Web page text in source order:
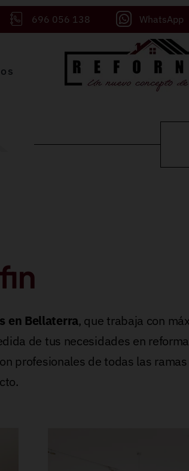
696 056 138 WhatsApp
en Bellaterra, que trabaja con
de tus necesidades en
profesionales de todas las